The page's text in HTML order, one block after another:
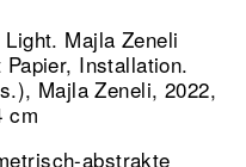
Majla Zeneli
Installation.
Majla Zeneli, 2022,
cm
abstrakte